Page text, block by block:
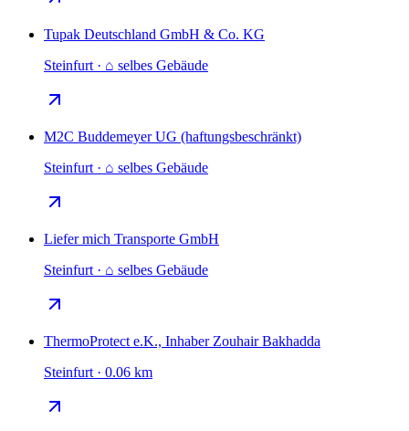
Tupak Deutschland GmbH & Co. KG
Steinfurt · ⌂ selbes Gebäude
M2C Buddemeyer UG (haftungsbeschränkt)
Steinfurt · ⌂ selbes Gebäude
Liefer mich Transporte GmbH
Steinfurt · ⌂ selbes Gebäude
ThermoProtect e.K., Inhaber Zouhair Bakhadda
Steinfurt · 0.06 km